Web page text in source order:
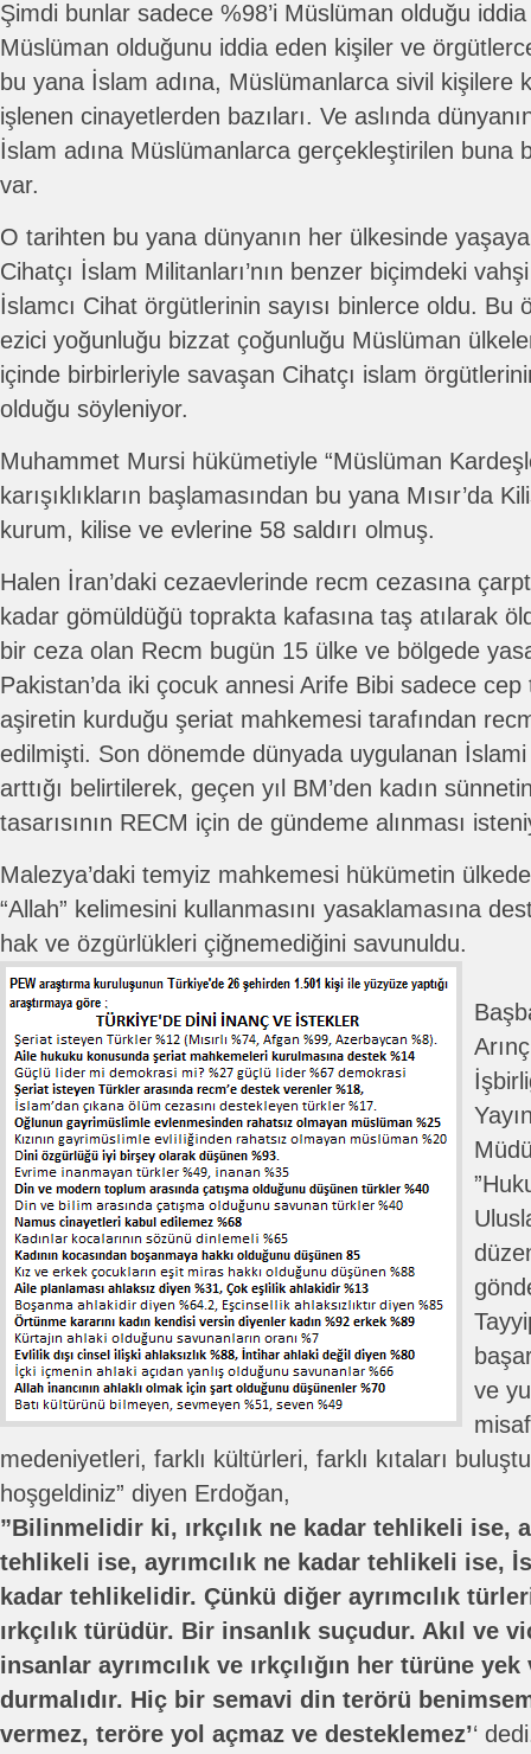
Şimdi bunlar sadece %98’i Müslüman olduğu
Müslüman olduğunu iddia eden kişiler ve
bu yana İslam adına, Müslümanlarca sivil kişilere
işlenen cinayetlerden bazıları. Ve aslında
İslam adına Müslümanlarca gerçekleştirilen buna
var.
O tarihten bu yana dünyanın her ülkesinde
Cihatçı İslam Militanları’nın benzer biçimdeki
İslamcı Cihat örgütlerinin sayısı binlerce oldu. Bu
ezici yoğunluğu bizzat çoğunluğu Müslüman
içinde birbirleriyle savaşan Cihatçı islam
olduğu söyleniyor.
Muhammet Mursi hükümetiyle “Müslüman
karışıklıkların başlamasından bu yana Mısır’da
kurum, kilise ve evlerine 58 saldırı olmuş.
Halen İran’daki cezaevlerinde recm cezasına
kadar gömüldüğü toprakta kafasına taş atılarak
bir ceza olan Recm bugün 15 ülke ve bölgede
Pakistan’da iki çocuk annesi Arife Bibi sadece
aşiretin kurduğu şeriat mahkemesi tarafından
edilmişti. Son dönemde dünyada uygulanan İslami
arttığı belirtilerek, geçen yıl BM’den kadın
tasarısının RECM için de gündeme alınması
Malezya’daki temyiz mahkemesi hükümetin
“Allah” kelimesini kullanmasını yasaklamasına
hak ve özgürlükleri çiğnemediğini savunuldu.
ve
medeniyetleri, farklı kültürleri, farklı kıtaları
hoşgeldiniz” diyen Erdoğan,
”Bilinmelidir ki, ırkçılık ne kadar tehlikeli ise,
tehlikeli ise, ayrımcılık ne kadar tehlikeli ise,
kadar tehlikelidir. Çünkü diğer ayrımcılık
ırkçılık türüdür. Bir insanlık suçudur. Akıl ve
insanlar ayrımcılık ve ırkçılığın her türüne
durmalıdır. Hiç bir semavi din terörü
vermez, teröre yol açmaz ve desteklemez’‘